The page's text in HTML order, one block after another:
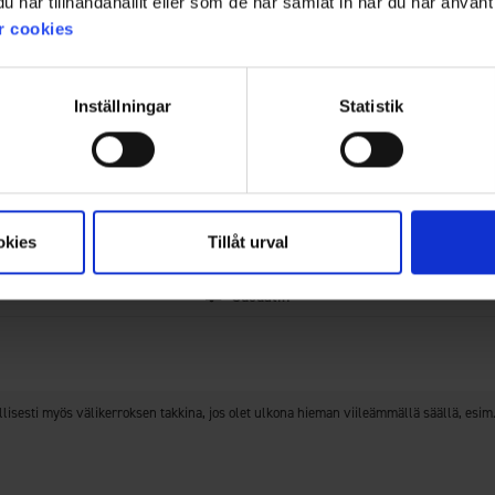
cookies
Inställningar Statistik
Tillåt urval
5:sta
Perustuu 195 arvioon ja 116
Mitä asiakkaamme sanovat
ja mukava, ja sen hinta ja istuvuus ovat hyvät. Monet
Suodatin
myös välikerroksen takkina, jos olet ulkona hieman viileämmällä säällä,